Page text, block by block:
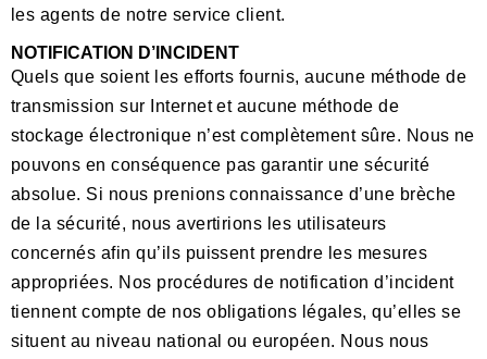
les agents de notre service client.
NOTIFICATION D’INCIDENT
Quels que soient les efforts fournis, aucune méthode de
transmission sur Internet et aucune méthode de
stockage électronique n’est complètement sûre. Nous ne
pouvons en conséquence pas garantir une sécurité
absolue. Si nous prenions connaissance d’une brèche
de la sécurité, nous avertirions les utilisateurs
concernés afin qu’ils puissent prendre les mesures
appropriées. Nos procédures de notification d’incident
tiennent compte de nos obligations légales, qu’elles se
situent au niveau national ou européen. Nous nous